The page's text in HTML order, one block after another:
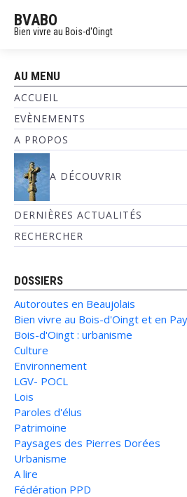
BVABO
Bien vivre au Bois-d'Oingt
AU MENU
ACCUEIL
EVÈNEMENTS
A PROPOS
A DÉCOUVRIR
DERNIÈRES ACTUALITÉS
RECHERCHER
DOSSIERS
Autoroutes en Beaujolais
Bien vivre au Bois-d'Oingt et en
Bois-d'Oingt : urbanisme
Culture
Environnement
LGV- POCL
Lois
Paroles d'élus
Patrimoine
Paysages des Pierres Dorées
Urbanisme
A lire
Fédération PPD